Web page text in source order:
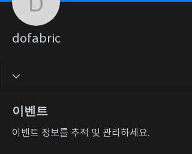
dofabric
dofabric
이벤트
이벤트 정보를 추적 및 관리하세요.